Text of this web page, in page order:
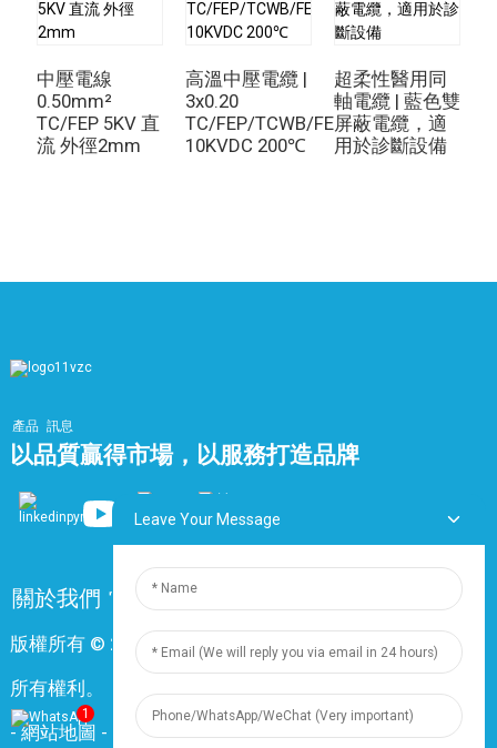
中壓電線
0.50mm²
TC/FEP 5KV 直
流 外徑2mm
高溫中壓電纜 |
3x0.20
TC/FEP/TCWB/FEP
10KVDC 200℃
超柔性醫用同
軸電纜 | 藍色雙
屏蔽電纜，適
用於診斷設備
產品 訊息
以品質贏得市場，以服務打造品牌
關於我們 常問問題
版權所有 © 2024 上海鼎尊電氣電纜股份有限公司。保留
所有權利。
-網站地圖 - Resource
1
Leave Your Message